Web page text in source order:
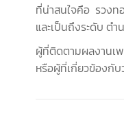
ที่น่าสนใจคือ รวงท
และเป็นถึงระดับ ต
ผู้ที่ติดตามผลงานเ
หรือผู้ที่เกี่ยวข้องกับ